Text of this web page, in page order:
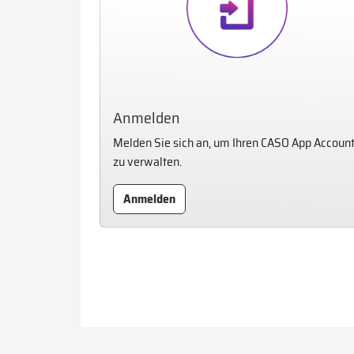
Anmelden
Melden Sie sich an, um Ihren CASO App Account
zu verwalten.
Anmelden